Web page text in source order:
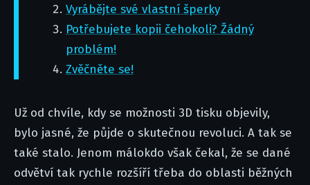
Vyrábějte své vlastní šperky
Potřebujete kopii čehokoli? Žádný
problém!
Zvěčněte se!
Už od chvíle, kdy se možnosti 3D tisku objevily,
bylo jasné, že půjde o skutečnou revoluci. A tak se
také stalo. Jenom málokdo však čekal, že se dané
odvětví tak rychle rozšíří třeba do oblasti běžných